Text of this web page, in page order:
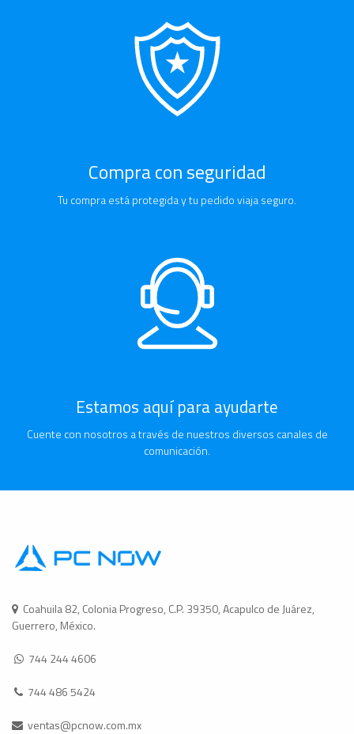
Compra con seguridad
Tu compra está protegida y tu pedido viaja seguro.
Estamos aquí para ayudarte
Cuente con nosotros a través de nuestros diversos canales de
comunicación.
Coahuila 82, Colonia Progreso, C.P. 39350, Acapulco de Juárez,
Guerrero, México.
744 244 4606
744 486 5424
ventas@pcnow.com.mx